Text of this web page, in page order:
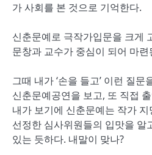
가 사회를 본 것으로 기억한다.
신춘문예로 극작가입문을 크게
문창과 교수가 중심이 되어 마
그때 내가 ‘손을 들고’ 이런 질문
신춘문예공연을 보고, 또 직접
내가 보기에 신춘문예는 작가
선정한 심사위원들의 입맛을 알
있는 듯하다. 내말이 맞나?